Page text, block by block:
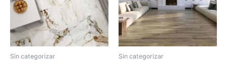
Sin categorizar Sin categorizar